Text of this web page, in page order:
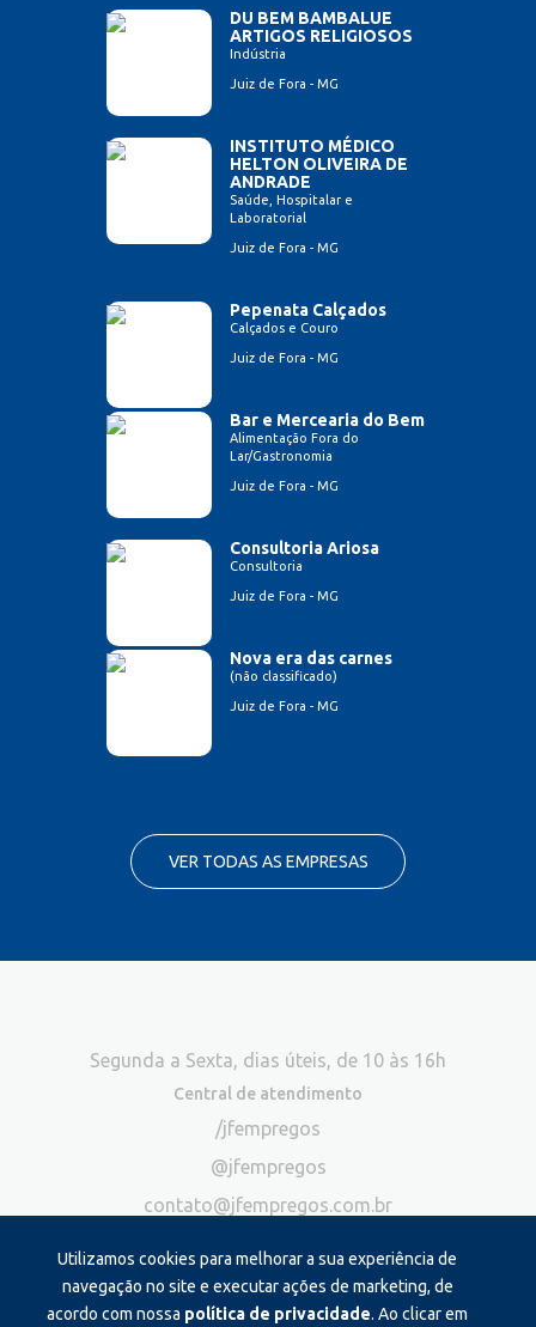
DU BEM BAMBALUE
ARTIGOS RELIGIOSOS
Indústria
Juiz de Fora - MG
INSTITUTO MÉDICO
HELTON OLIVEIRA DE
ANDRADE
Saúde, Hospitalar e
Laboratorial
Juiz de Fora - MG
Pepenata Calçados
Calçados e Couro
Juiz de Fora - MG
Bar e Mercearia do Bem
Alimentação Fora do
Lar/Gastronomia
Juiz de Fora - MG
Consultoria Ariosa
Consultoria
Juiz de Fora - MG
Nova era das carnes
(não classificado)
Juiz de Fora - MG
VER TODAS AS EMPRESAS
Utilizamos cookies para melhorar a sua experiência de
navegação no site e executar ações de marketing, de
acordo com nossa política de privacidade. Ao clicar em
Segunda a Sexta, dias úteis, de 10 às 16h
Central de atendimento
/jfempregos
@jfempregos
contato@jfempregos.com.br
Publicidade
*Exclusivo para atendimento via chat. Não atendemos ligações neste